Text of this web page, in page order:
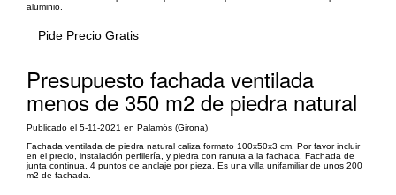
aluminio.
Pide Precio Gratis
Presupuesto fachada ventilada
menos de 350 m2 de piedra natural
Publicado el 5-11-2021 en Palamós (Girona)
Fachada ventilada de piedra natural caliza formato 100x50x3 cm. Por favor incluir
en el precio, instalación perfilería, y piedra con ranura a la fachada. Fachada de
junta continua, 4 puntos de anclaje por pieza. Es una villa unifamiliar de unos 200
m2 de fachada.